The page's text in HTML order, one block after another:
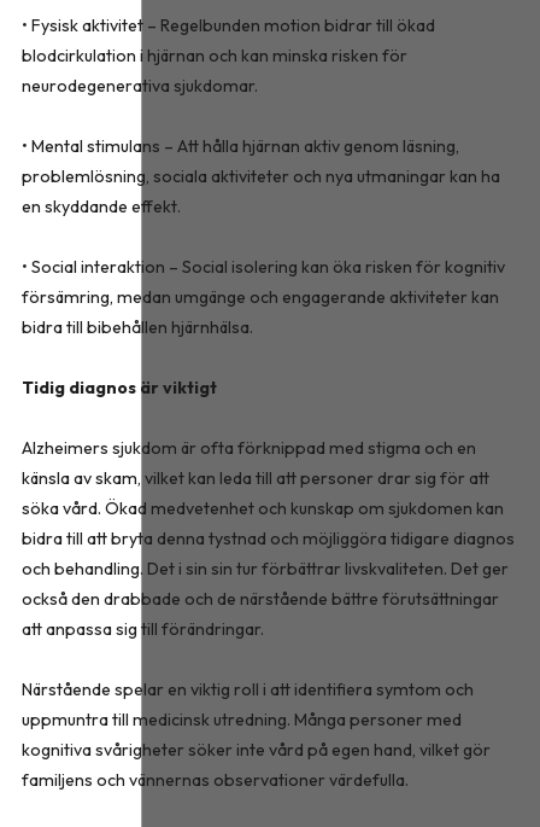
• Fysisk aktivitet – Regelbunden motion bidrar till ökad
blodcirkulation i hjärnan och kan minska risken för
neurodegenerativa sjukdomar.
• Mental stimulans – Att hålla hjärnan aktiv genom läsning,
problemlösning, sociala aktiviteter och nya utmaningar kan ha
en skyddande effekt.
• Social interaktion – Social isolering kan öka risken för kognitiv
försämring, medan umgänge och engagerande aktiviteter kan
bidra till bibehållen hjärnhälsa.
Tidig diagnos är viktigt
Alzheimers sjukdom är ofta förknippad med stigma och en
känsla av skam, vilket kan leda till att personer drar sig för att
söka vård. Ökad medvetenhet och kunskap om sjukdomen kan
bidra till att bryta denna tystnad och möjliggöra tidigare diagnos
och behandling. Det i sin sin tur förbättrar livskvaliteten. Det ger
också den drabbade och de närstående bättre förutsättningar
att anpassa sig till förändringar.
Närstående spelar en viktig roll i att identifiera symtom och
uppmuntra till medicinsk utredning. Många personer med
kognitiva svårigheter söker inte vård på egen hand, vilket gör
familjens och vännernas observationer värdefulla.